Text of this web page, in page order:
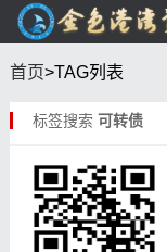
首页>TAG列表
标签搜索 可转债